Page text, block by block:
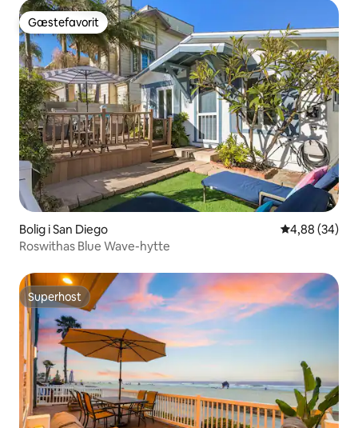
Gæstefavorit
Gæstefavorit
Bolig i San Diego 4,88 ud af 5 i
4,88 (34)
Roswithas Blue Wave-hytte
Superhost
Superhost